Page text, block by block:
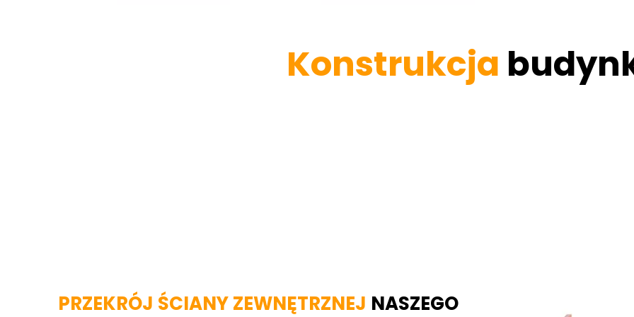
PRZEKRÓJ ŚCIANY ZEWNĘTRZNEJ NASZEGO
Konstrukcja